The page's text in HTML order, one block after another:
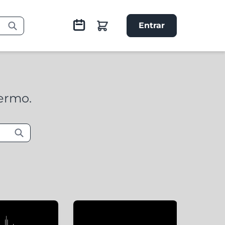
Entrar